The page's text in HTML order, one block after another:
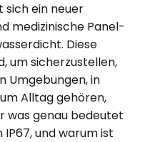
ein neuer
medizinische Panel-
Diese
um sicherzustellen,
Umgebungen, in
Alltag gehören,
was genau bedeutet
und warum ist